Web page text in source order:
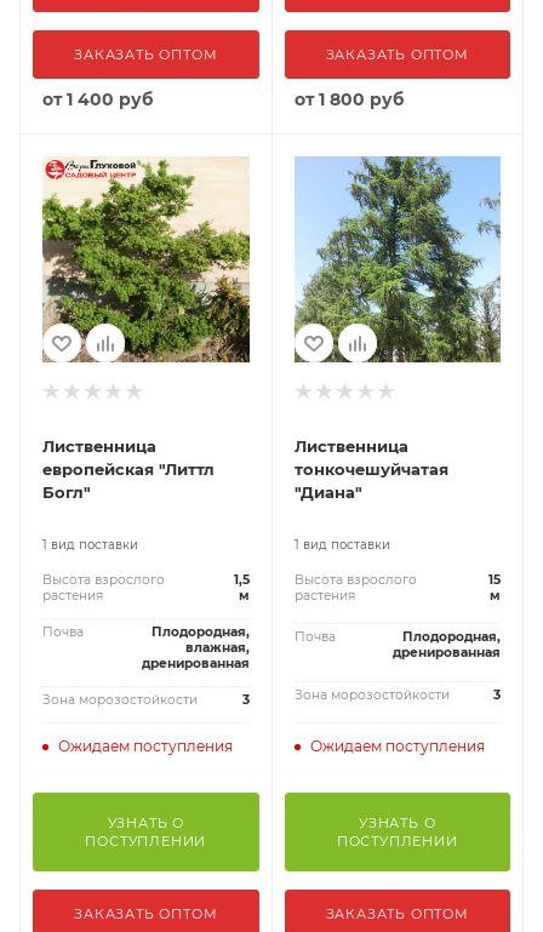
ЗАКАЗАТЬ ОПТОМ
от1 400 руб
ЗАКАЗАТЬ ОПТОМ
от1 800 руб
Лиственница
европейская "Литтл
Богл"
1 вид поставки
Высота взрослого
растения
1,5
м
Почва
Плодородная,
влажная,
дренированная
Зона морозостойкости 3
Ожидаем поступления
УЗНАТЬ О
ПОСТУПЛЕНИИ
ЗАКАЗАТЬ ОПТОМ
Лиственница
тонкочешуйчатая
"Диана"
1 вид поставки
Высота взрослого
растения
15
м
Почва
Плодородная,
дренированная
Зона морозостойкости 3
Ожидаем поступления
УЗНАТЬ О
ПОСТУПЛЕНИИ
ЗАКАЗАТЬ ОПТОМ